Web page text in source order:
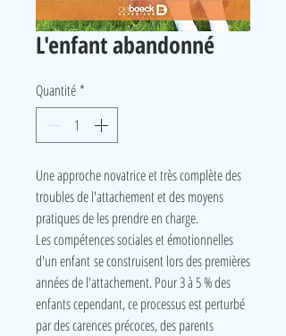
L'enfant abandonné
Quantité *
Une approche novatrice et très complète des
troubles de l'attachement et des moyens
pratiques de les prendre en charge.
Les compétences sociales et émotionnelles
d'un enfant se construisent lors des premières
années de l'attachement. Pour 3 à 5 % des
enfants cependant, ce processus est perturbé
par des carences précoces, des parents